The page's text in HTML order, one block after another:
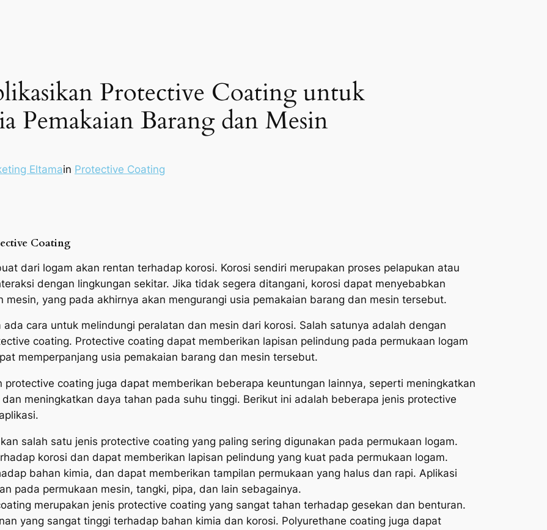
Protective Coating untuk
Pemakaian Barang dan Mesin
Eltamain Protective Coating
Coating
dari logam akan rentan terhadap korosi. Korosi sendiri merupakan proses pelapukan atau
dengan lingkungan sekitar. Jika tidak segera ditangani, korosi dapat menyebabkan
yang pada akhirnya akan mengurangi usia pemakaian barang dan mesin tersebut.
cara untuk melindungi peralatan dan mesin dari korosi. Salah satunya adalah dengan
coating. Protective coating dapat memberikan lapisan pelindung pada permukaan logam
memperpanjang usia pemakaian barang dan mesin tersebut.
protective coating juga dapat memberikan beberapa keuntungan lainnya, seperti meningkatkan
meningkatkan daya tahan pada suhu tinggi. Berikut ini adalah beberapa jenis protective
salah satu jenis protective coating yang paling sering digunakan pada permukaan logam.
korosi dan dapat memberikan lapisan pelindung yang kuat pada permukaan logam.
bahan kimia, dan dapat memberikan tampilan permukaan yang halus dan rapi. Aplikasi
pada permukaan mesin, tangki, pipa, dan lain sebagainya.
merupakan jenis protective coating yang sangat tahan terhadap gesekan dan benturan.
yang sangat tinggi terhadap bahan kimia dan korosi. Polyurethane coating juga dapat